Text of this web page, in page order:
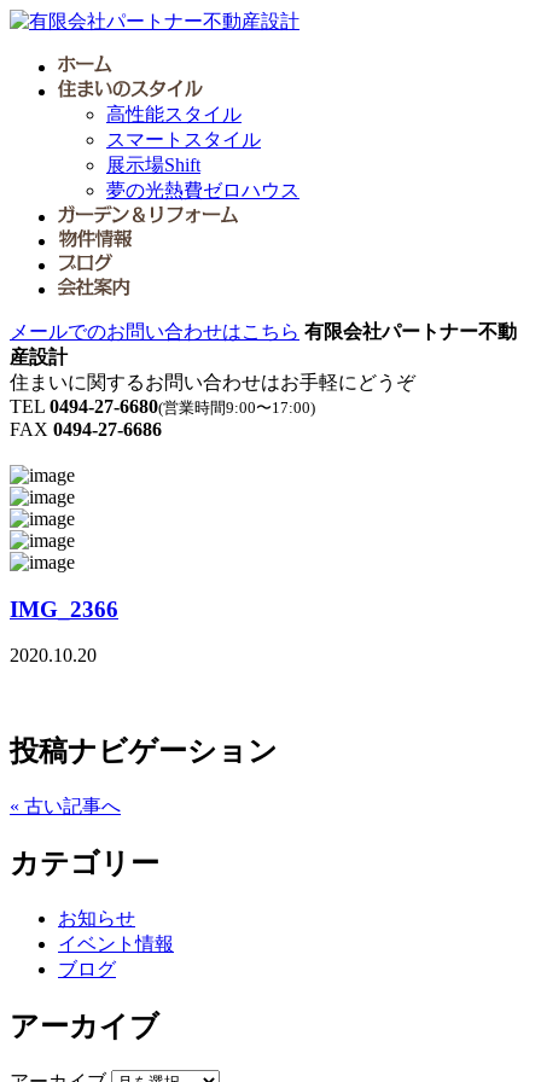
高性能スタイル
スマートスタイル
展示場Shift
夢の光熱費ゼロハウス
メールでのお問い合わせはこちら 有限会社パートナー不動
産設計
住まいに関するお問い合わせはお手軽にどうぞ
TEL 0494-27-6680(営業時間9:00〜17:00)
FAX 0494-27-6686
IMG_2366
2020.10.20
投稿ナビゲーション
« 古い記事へ
カテゴリー
お知らせ
イベント情報
ブログ
アーカイブ